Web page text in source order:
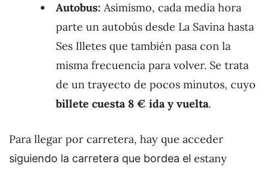
Autobus: Asimismo, cada media hora
parte un autobús desde La Savina hasta
Ses Illetes que también pasa con la
misma frecuencia para volver. Se trata
de un trayecto de pocos minutos, cuyo
billete cuesta 8 € ida y vuelta.
Para llegar por carretera, hay que acceder
siguiendo la carretera que bordea el estany